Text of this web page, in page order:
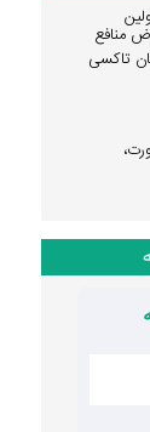
منافع
تاکسی